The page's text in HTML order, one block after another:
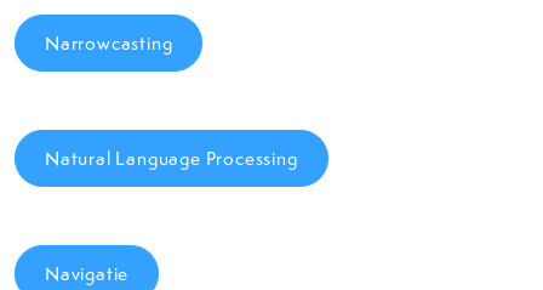
Narrowcasting
Natural Language Processing
Navigatie